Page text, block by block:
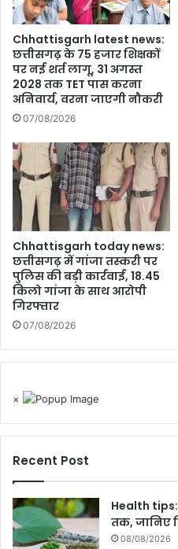
Chhattisgarh latest news:
छत्तीसगढ़ के 75 हजार शिक्षकों
पर नई शर्त लागू, 31 अगस्त
2028 तक TET पास करना
अनिवार्य, वरना जाएगी नौकरी
07/08/2026
Chhattisgarh today news:
छत्तीसगढ़ में गांजा तस्करी पर
पुलिस की बड़ी कार्रवाई, 18.45
किलो गांजा के साथ आरोपी
गिरफ्तार
07/08/2026
×
Recent Post
Health
तक, जानिए
08/08/2026